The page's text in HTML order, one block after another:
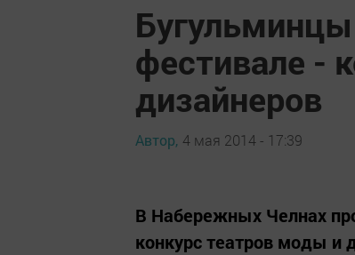
фестивале -
дизайнеров
Автор, 4 мая 2014 - 17:39
В Набережных Челнах
конкурс театров моды и